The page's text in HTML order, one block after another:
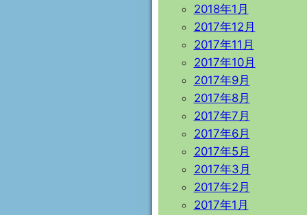
2018年1月
2017年12月
2017年11月
2017年10月
2017年9月
2017年8月
2017年7月
2017年6月
2017年5月
2017年3月
2017年2月
2017年1月